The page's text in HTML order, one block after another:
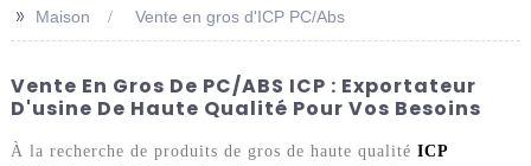
>> Maison Vente en gros d'ICP PC/Abs
Vente En Gros De PC/ABS ICP : Exportateur
D'usine De Haute Qualité Pour Vos Besoins
À la recherche de produits de gros de haute qualité ICP